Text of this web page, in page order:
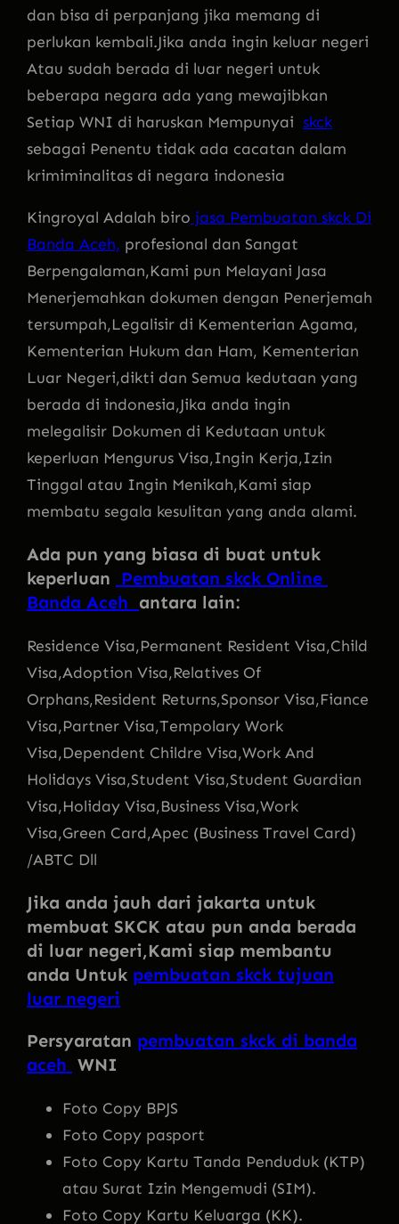
dan bisa di perpanjang jika memang di
perlukan kembali.Jika anda ingin keluar negeri
Atau sudah berada di luar negeri untuk
beberapa negara ada yang mewajibkan
Setiap WNI di haruskan Mempunyai skck
sebagai Penentu tidak ada cacatan dalam
krimiminalitas di negara indonesia
Kingroyal Adalah biro jasa Pembuatan skck Di
Banda Aceh, profesional dan Sangat
Berpengalaman,Kami pun Melayani Jasa
Menerjemahkan dokumen dengan Penerjemah
tersumpah,Legalisir di Kementerian Agama,
Kementerian Hukum dan Ham, Kementerian
Luar Negeri,dikti dan Semua kedutaan yang
berada di indonesia,Jika anda ingin
melegalisir Dokumen di Kedutaan untuk
keperluan Mengurus Visa,Ingin Kerja,Izin
Tinggal atau Ingin Menikah,Kami siap
membatu segala kesulitan yang anda alami.
Ada pun yang biasa di buat untuk
keperluan Pembuatan skck Online
Banda Aceh antara lain:
Residence Visa,Permanent Resident Visa,Child
Visa,Adoption Visa,Relatives Of
Orphans,Resident Returns,Sponsor Visa,Fiance
Visa,Partner Visa,Tempolary Work
Visa,Dependent Childre Visa,Work And
Holidays Visa,Student Visa,Student Guardian
Visa,Holiday Visa,Business Visa,Work
Visa,Green Card,Apec (Business Travel Card)
/ABTC Dll
Jika anda jauh dari jakarta untuk
membuat SKCK atau pun anda berada
di luar negeri,Kami siap membantu
anda Untuk pembuatan skck tujuan
luar negeri
Persyaratan pembuatan skck di banda
aceh WNI
Foto Copy BPJS
Foto Copy pasport
Foto Copy Kartu Tanda Penduduk (KTP)
atau Surat Izin Mengemudi (SIM).
Foto Copy Kartu Keluarga (KK).